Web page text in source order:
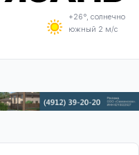
+26°, солнечно
южный 2 м/с